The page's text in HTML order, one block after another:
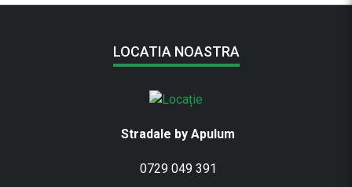
LOCATIA NOASTRA
Stradale by Apulum
0729 049 391